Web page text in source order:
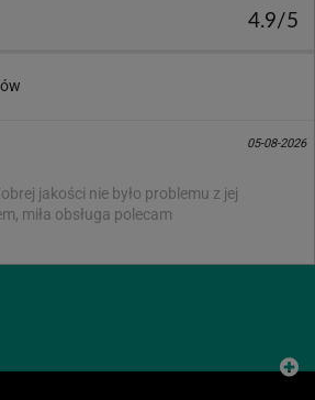
4.9/5
05-08-2026
jakości nie było problemu z jej
miła obsługa polecam